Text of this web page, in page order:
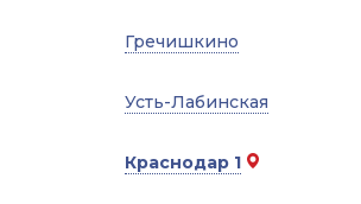
Гречишкино
Усть-Лабинская
Краснодар 1